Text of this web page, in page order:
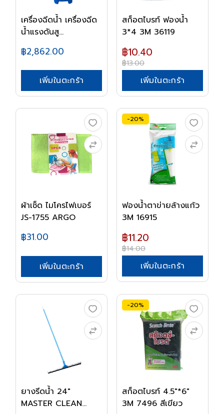
เครื่องฉีดน้ำ เครื่องฉีด
น้ำแรงดันสู...
฿2,862.00
เพิ่มในตะกร้า
สก็อตไบรท์ ฟองน้ำ
3*4 3M 36119
฿10.40
฿13.00
เพิ่มในตะกร้า
ผ้าเช็ด ไมโครไฟเบอร์
JS-1755 ARGO
฿31.00
เพิ่มในตะกร้า
-20%
ฟองน้ำตาข่ายล้างแก้ว
3M 16915
฿11.20
฿14.00
เพิ่มในตะกร้า
ยางรีดน้ำ 24"
MASTER CLEAN
-20%
สก็อตไบรท์ 4.5"*6"
3M 7496 สีเขียว